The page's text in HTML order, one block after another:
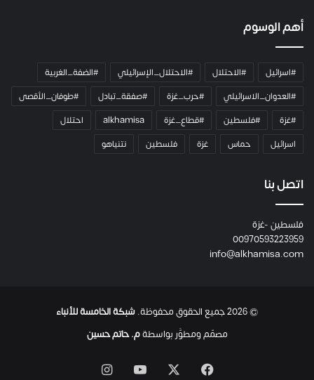
أهم الوسوم
#اسرائيل #الاحتلال #الاحتلال_الإسرائيلي
#الضفة_الغربية
#العدوان_الاسرائيلي
#حرب_غزة #صفقة_تبادل
#طوفان_الأقصى
#غزة
#فلسطين #قطاع_غزة alkhamisa
احتلال
اسرائيل
حماس غزة فلسطين نتنياهو
اتصل بنا
فلسطين -غزة
00970593223959
info@alkhamisa.com
© 2026 جميع الحقوق محفوظة.
شبكة الخامسة للأنباء
مصمّم ومطوَّر بواسطةم. حاتم حسين
فيسبوك ‫YouTubeانستقرام